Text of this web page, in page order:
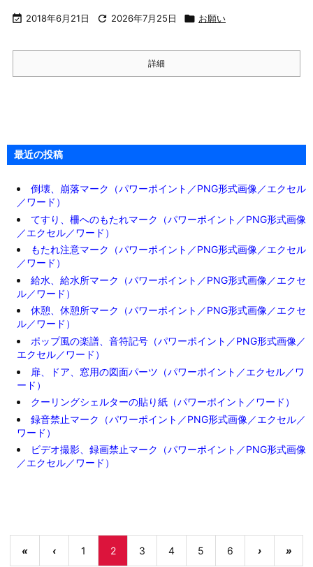
 2018年6月21日  2026年7月25日  お願い
詳細
最近の投稿
倒壊、崩落マーク（パワーポイント／PNG形式画像／エクセル
／ワード）
てすり、柵へのもたれマーク（パワーポイント／PNG形式画像
／エクセル／ワード）
もたれ注意マーク（パワーポイント／PNG形式画像／エクセル
／ワード）
給水、給水所マーク（パワーポイント／PNG形式画像／エクセ
ル／ワード）
休憩、休憩所マーク（パワーポイント／PNG形式画像／エクセ
ル／ワード）
ポップ風の楽譜、音符記号（パワーポイント／PNG形式画像／
エクセル／ワード）
扉、ドア、窓用の図面パーツ（パワーポイント／エクセル／ワ
ード）
クーリングシェルターの貼り紙（パワーポイント／ワード）
録音禁止マーク（パワーポイント／PNG形式画像／エクセル／
ワード）
ビデオ撮影、録画禁止マーク（パワーポイント／PNG形式画像
／エクセル／ワード）
« ‹ 1 2 3 4 5 6 › »